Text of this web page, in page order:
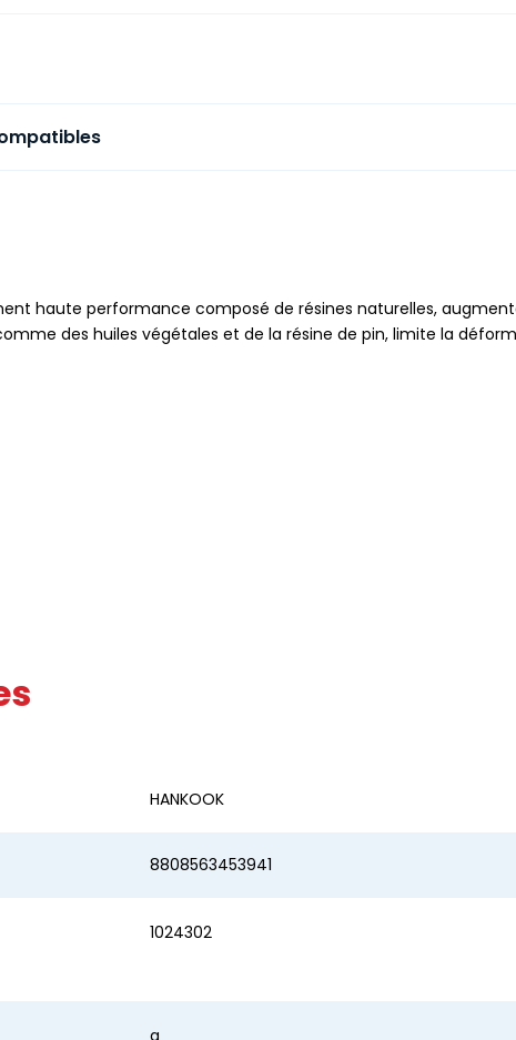
haute performance composé de résines naturelles,
des huiles végétales et de la résine de pin, limite la
HANKOOK
8808563453941
1024302
a